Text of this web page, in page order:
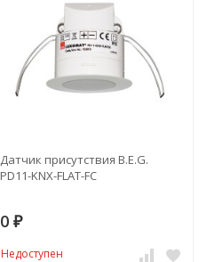
Датчик присутствия B.E.G.
PD11-KNX-FLAT-FC
0 ₽
Недоступен